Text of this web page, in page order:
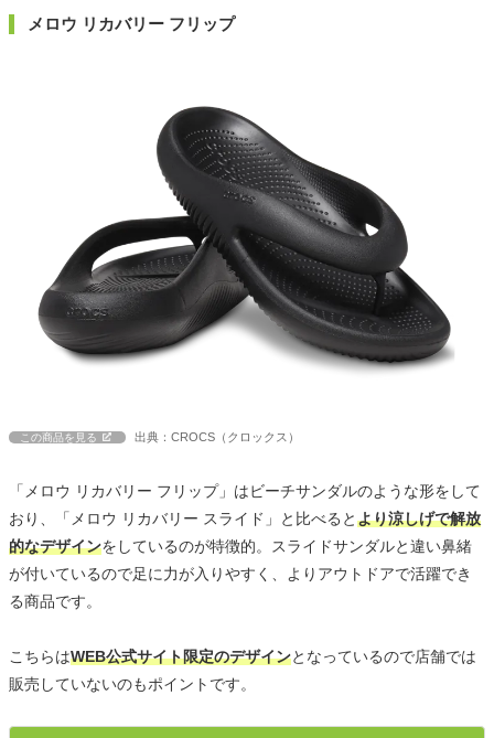
メロウ リカバリー フリップ
この商品を見る 出典：CROCS（クロックス）
「メロウ リカバリー フリップ」はビーチサンダルのような形をして
おり、「メロウ リカバリー スライド」と比べるとより涼しげで解放
的なデザインをしているのが特徴的。スライドサンダルと違い鼻緒
が付いているので足に力が入りやすく、よりアウトドアで活躍でき
る商品です。
こちらはWEB公式サイト限定のデザインとなっているので店舗では
販売していないのもポイントです。